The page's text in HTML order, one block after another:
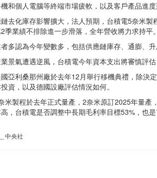
和個人電腦等終端市場疲軟，以及客戶產品進
去化庫存影響擴大，法人預期，台積電5奈米
季業績不排除進一步滑落，全年營收將力求持平。
多認為今年變數多，包括供應鏈庫存、通膨、
景氣遭遇逆風，台積電今年資本支出將審慎評
亞利桑那州廠於去年12月舉行移機典禮，除決
資，以及德國設廠評估情況如何。
米製程於去年正式量產，2奈米原訂2025年量
，台積電是否調整中長期毛利率目標53%，也是
中央社